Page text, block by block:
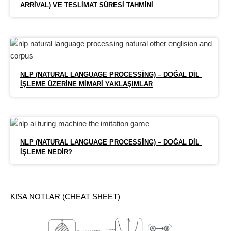
ARRIVAL) VE TESLIMAT SÜRESI TAHMINI
NLP (NATURAL LANGUAGE PROCESSING) – DOĞAL DIL
İŞLEME ÜZERINE MIMARI YAKLAŞIMLAR
NLP (NATURAL LANGUAGE PROCESSING) – DOĞAL DIL
İŞLEME NEDIR?
KISA NOTLAR (CHEAT SHEET)